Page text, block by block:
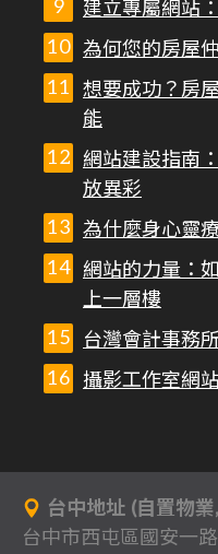
建立專屬網站
為何您的房屋
想要成功？房
能
網站建設指南
放異彩
為什麼身心靈
網站的力量：
上一層樓
台灣會計事務
攝影工作室網
台中地址 (自置物
台中市西屯區國安一